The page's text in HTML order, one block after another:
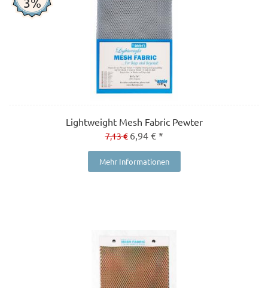
Lightweight Mesh Fabric Pewter
7,13 € 6,94 € *
Mehr Informationen